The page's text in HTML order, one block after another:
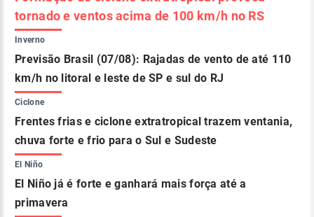
tornado e ventos acima de 100 km/h no RS
Inverno
Previsão Brasil (07/08): Rajadas de vento de até 110
km/h no litoral e leste de SP e sul do RJ
Ciclone
Frentes frias e ciclone extratropical trazem ventania,
chuva forte e frio para o Sul e Sudeste
El Niño
El Niño já é forte e ganhará mais força até a
primavera